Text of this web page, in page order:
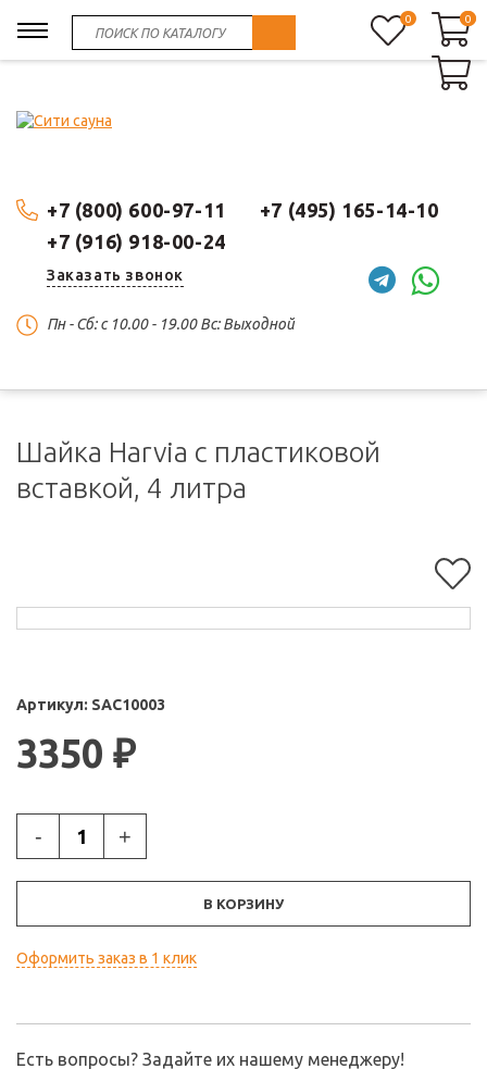
+7 (800) 600-97-11
+7 (495) 165-14-10
+7 (916) 918-00-24
Заказать звонок
Пн - Сб: c 10.00 - 19.00 Вс: Выходной
0 0
0
Шайка Harvia с пластиковой
вставкой, 4 литра
Артикул: SAC10003
3350 ₽
- +
В КОРЗИНУ
Оформить заказ в 1 клик
Есть вопросы? Задайте их нашему менеджеру!